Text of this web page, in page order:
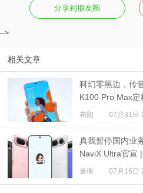
分享到朋友圈
-->
相关文章
科幻零黑边，传
K100 Pro Max
布朗 07月31日
真我暂停国内业
NaviX Ultra官宣
量衡 07月16日